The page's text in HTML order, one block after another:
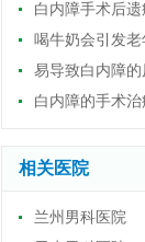
白内障手术后
喝牛奶会引发
易导致白内障
白内障的手术
相关医院
兰州男科医院